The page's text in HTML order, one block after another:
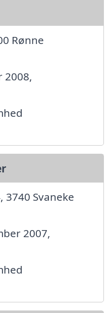
Rønne
2008,
3740 Svaneke
2007,